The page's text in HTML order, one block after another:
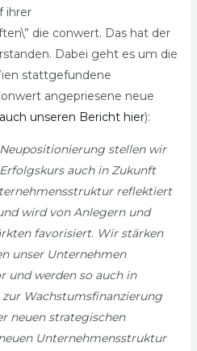
ihrer
die conwert. Das hat der
Dabei geht es um die
stattgefundene
angepriesene neue
unseren Bericht hier):
stellen wir
auch in Zukunft
reflektiert
wird von Anlegern und
favorisiert. Wir stärken
unser Unternehmen
und werden so auch in
Wachstumsfinanzierung
neuen strategischen
Unternehmensstruktur